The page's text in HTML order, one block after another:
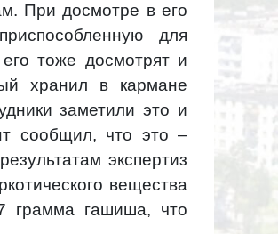
При досмотре в его
для
тоже досмотрят и
хранил в кармане
заметили это и
сообщил, что это –
экспертиз
вещества
грамма гашиша, что